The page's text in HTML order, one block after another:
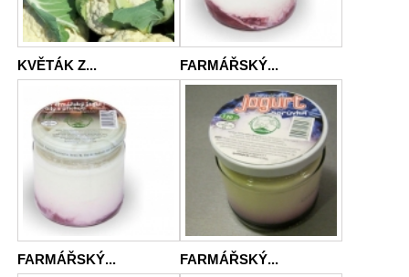
KVĚTÁK Z... FARMÁŘSKÝ...
FARMÁŘSKÝ... FARMÁŘSKÝ...